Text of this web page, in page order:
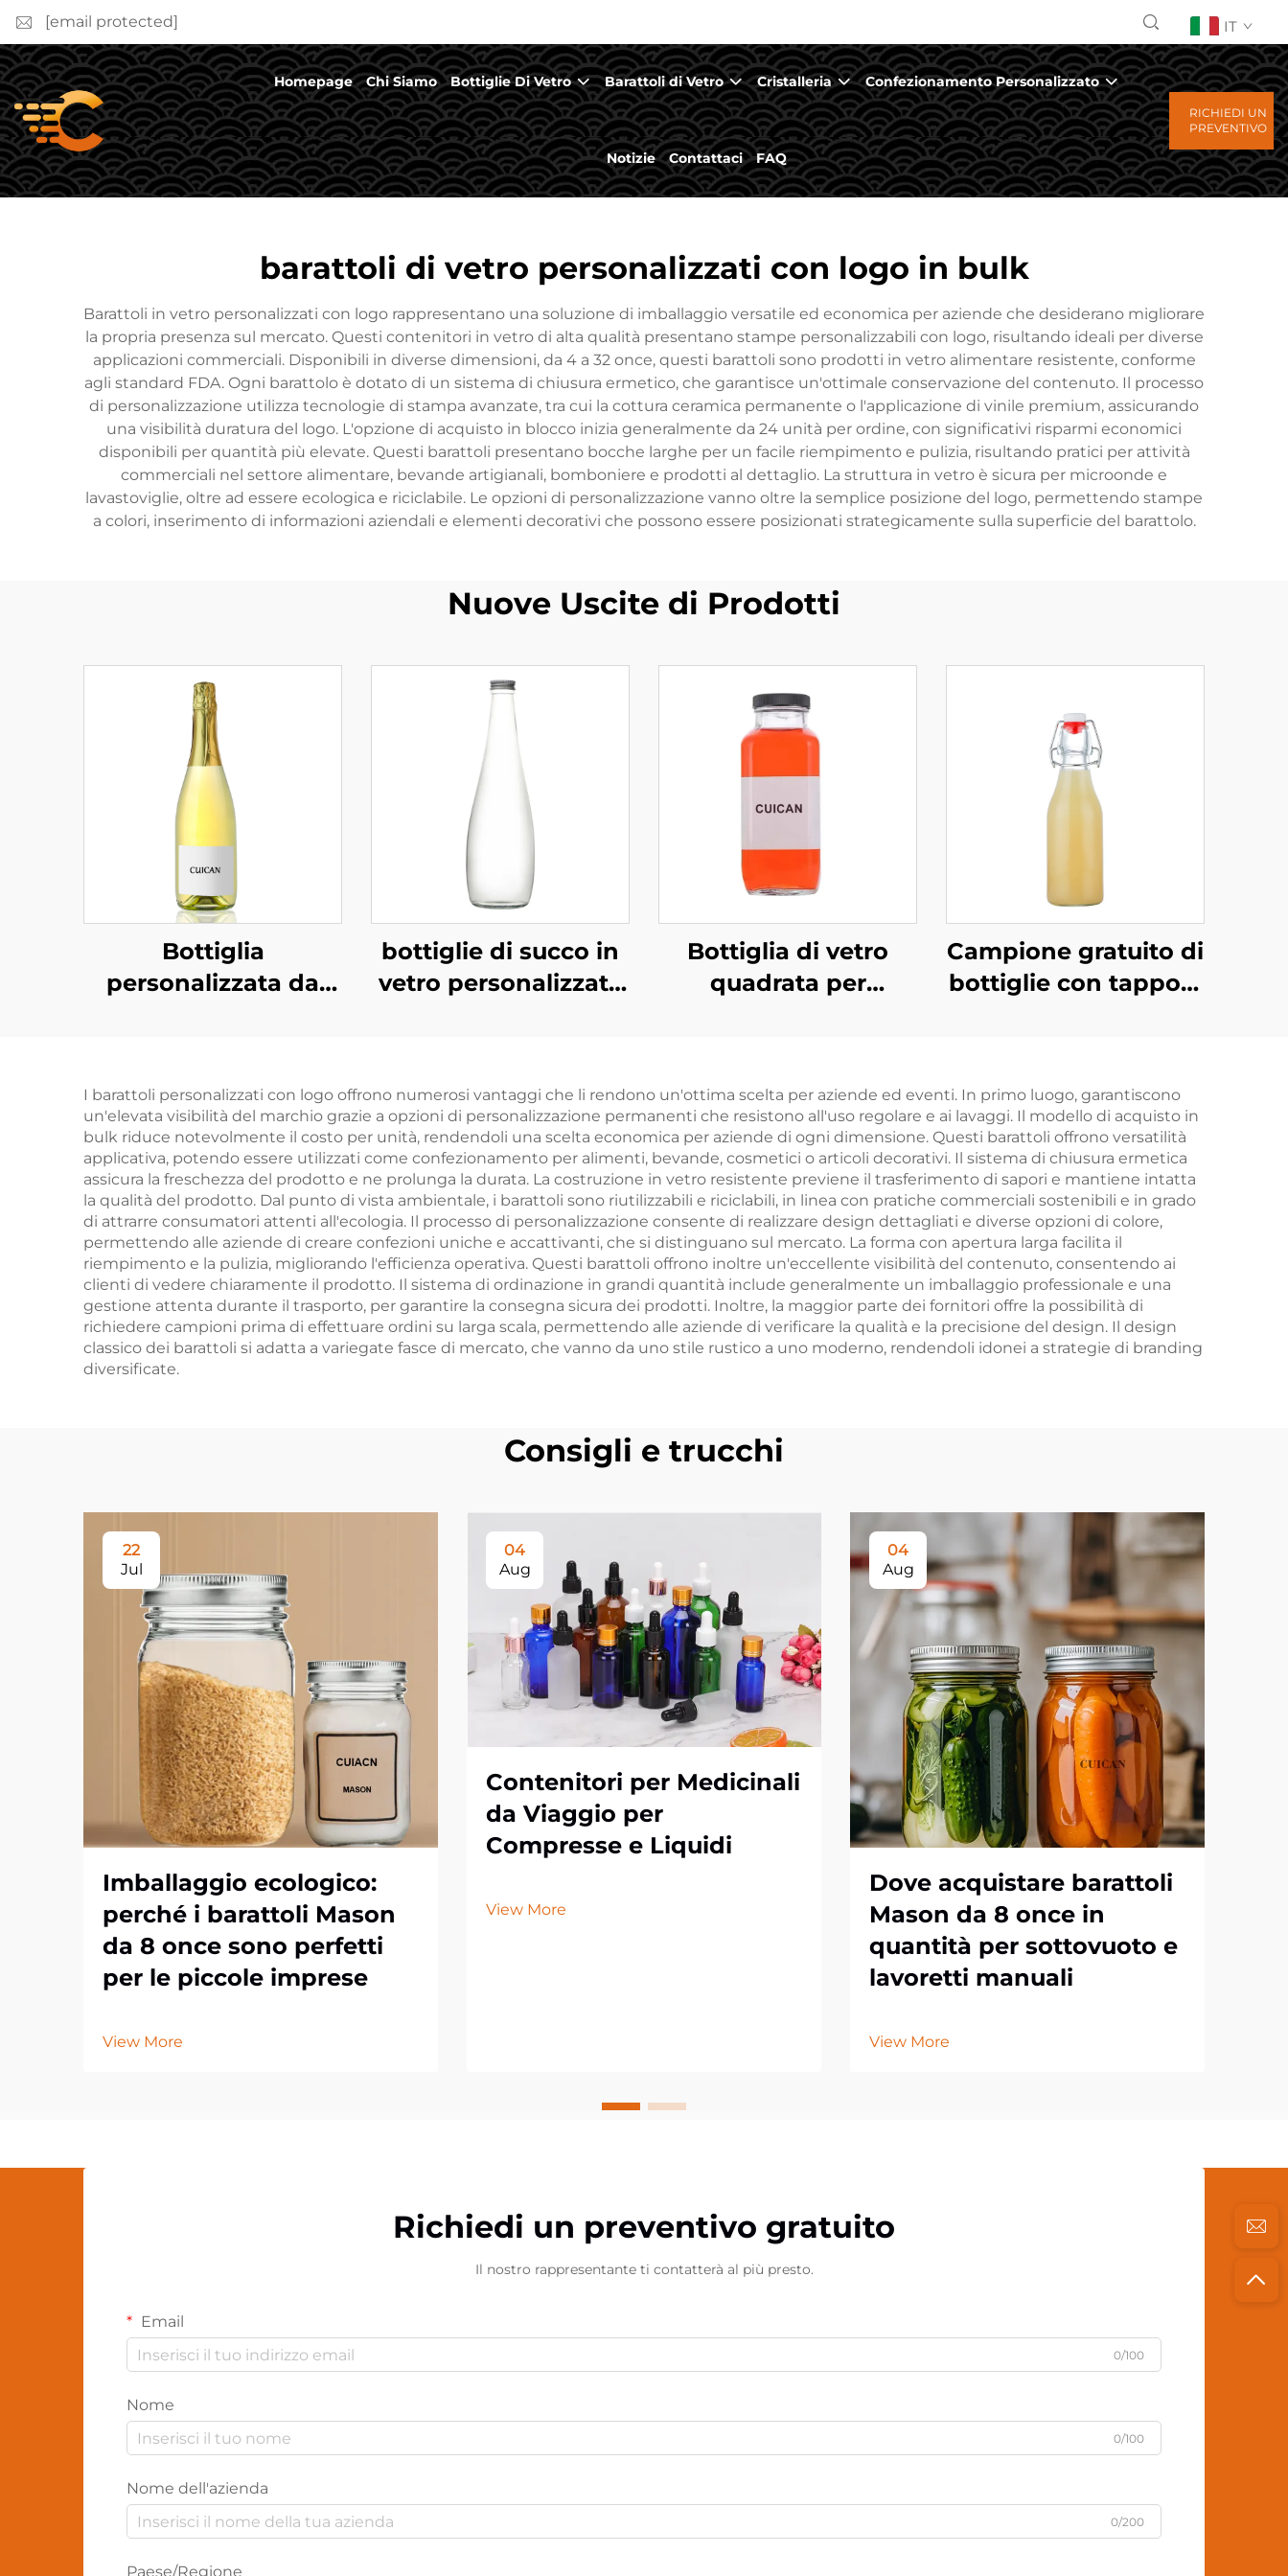
[email protected] IT
Homepage Chi Siamo Bottiglie Di Vetro Barattoli di Vetro Cristalleria Confezionamento Personalizzato
Notizie Contattaci FAQ
RICHIEDI UN
PREVENTIVO
barattoli di vetro personalizzati con logo in bulk
Barattoli in vetro personalizzati con logo rappresentano una soluzione di imballaggio versatile ed economica per aziende che desiderano migliorare
la propria presenza sul mercato. Questi contenitori in vetro di alta qualità presentano stampe personalizzabili con logo, risultando ideali per diverse
applicazioni commerciali. Disponibili in diverse dimensioni, da 4 a 32 once, questi barattoli sono prodotti in vetro alimentare resistente, conforme
agli standard FDA. Ogni barattolo è dotato di un sistema di chiusura ermetico, che garantisce un'ottimale conservazione del contenuto. Il processo
di personalizzazione utilizza tecnologie di stampa avanzate, tra cui la cottura ceramica permanente o l'applicazione di vinile premium, assicurando
una visibilità duratura del logo. L'opzione di acquisto in blocco inizia generalmente da 24 unità per ordine, con significativi risparmi economici
disponibili per quantità più elevate. Questi barattoli presentano bocche larghe per un facile riempimento e pulizia, risultando pratici per attività
commerciali nel settore alimentare, bevande artigianali, bomboniere e prodotti al dettaglio. La struttura in vetro è sicura per microonde e
lavastoviglie, oltre ad essere ecologica e riciclabile. Le opzioni di personalizzazione vanno oltre la semplice posizione del logo, permettendo stampe
a colori, inserimento di informazioni aziendali e elementi decorativi che possono essere posizionati strategicamente sulla superficie del barattolo.
Nuove Uscite di Prodotti
Bottiglia
personalizzata da
vodka, superalcolici e
bevande in vetro
bottiglie di succo in
vetro personalizzate
Bottiglia di vetro
quadrata per
Campione gratuito di
bottiglie con tappo a
I barattoli personalizzati con logo offrono numerosi vantaggi che li rendono un'ottima scelta per aziende ed eventi. In primo luogo, garantiscono
un'elevata visibilità del marchio grazie a opzioni di personalizzazione permanenti che resistono all'uso regolare e ai lavaggi. Il modello di acquisto in
bulk riduce notevolmente il costo per unità, rendendoli una scelta economica per aziende di ogni dimensione. Questi barattoli offrono versatilità
applicativa, potendo essere utilizzati come confezionamento per alimenti, bevande, cosmetici o articoli decorativi. Il sistema di chiusura ermetica
assicura la freschezza del prodotto e ne prolunga la durata. La costruzione in vetro resistente previene il trasferimento di sapori e mantiene intatta
la qualità del prodotto. Dal punto di vista ambientale, i barattoli sono riutilizzabili e riciclabili, in linea con pratiche commerciali sostenibili e in grado
di attrarre consumatori attenti all'ecologia. Il processo di personalizzazione consente di realizzare design dettagliati e diverse opzioni di colore,
permettendo alle aziende di creare confezioni uniche e accattivanti, che si distinguano sul mercato. La forma con apertura larga facilita il
riempimento e la pulizia, migliorando l'efficienza operativa. Questi barattoli offrono inoltre un'eccellente visibilità del contenuto, consentendo ai
clienti di vedere chiaramente il prodotto. Il sistema di ordinazione in grandi quantità include generalmente un imballaggio professionale e una
gestione attenta durante il trasporto, per garantire la consegna sicura dei prodotti. Inoltre, la maggior parte dei fornitori offre la possibilità di
richiedere campioni prima di effettuare ordini su larga scala, permettendo alle aziende di verificare la qualità e la precisione del design. Il design
classico dei barattoli si adatta a variegate fasce di mercato, che vanno da uno stile rustico a uno moderno, rendendoli idonei a strategie di branding
diversificate.
Consigli e trucchi
22
Jul
Imballaggio ecologico:
perché i barattoli Mason
da 8 once sono perfetti
per le piccole imprese
View More
04
Aug
Contenitori per Medicinali
da Viaggio per
Compresse e Liquidi
View More
04
Aug
Dove acquistare barattoli
Mason da 8 once in
quantità per sottovuoto e
lavoretti manuali
View More
Richiedi un preventivo gratuito
Il nostro rappresentante ti contatterà al più presto.
Email
0/100
Nome
0/100
Nome dell'azienda
0/200
Paese/Regione